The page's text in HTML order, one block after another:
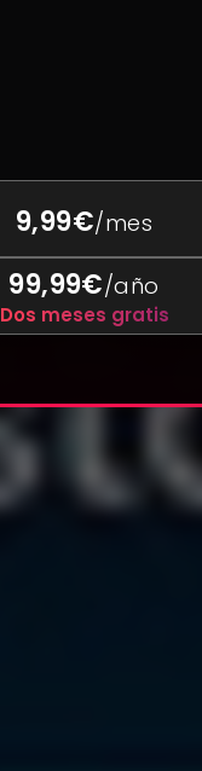
9,99€/mes
99,99€/año
Dos meses gratis